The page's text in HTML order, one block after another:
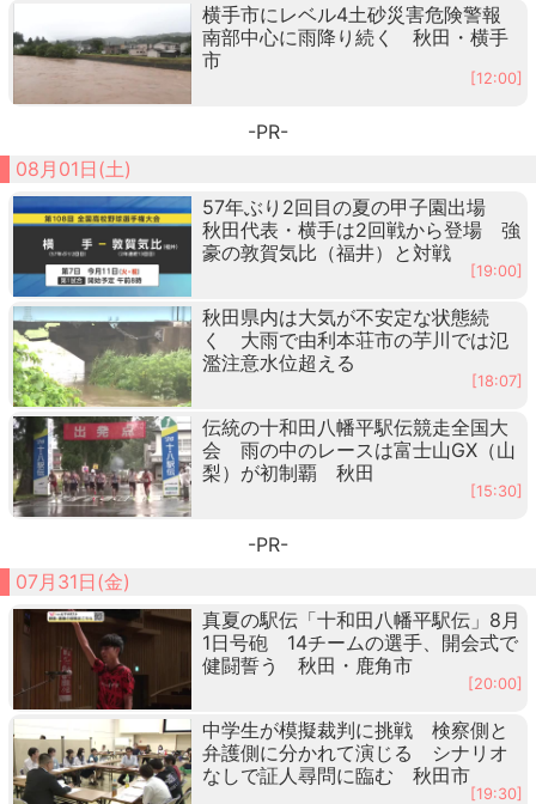
横手市にレベル4土砂災害危険警報
南部中心に雨降り続く 秋田・横手
市
[12:00]
-PR-
08月01日(土)
57年ぶり2回目の夏の甲子園出場
秋田代表・横手は2回戦から登場 強
豪の敦賀気比（福井）と対戦
[19:00]
秋田県内は大気が不安定な状態続
く 大雨で由利本荘市の芋川では氾
濫注意水位超える
[18:07]
伝統の十和田八幡平駅伝競走全国大
会 雨の中のレースは富士山GX（山
梨）が初制覇 秋田
[15:30]
-PR-
07月31日(金)
真夏の駅伝「十和田八幡平駅伝」8月
1日号砲 14チームの選手、開会式で
健闘誓う 秋田・鹿角市
[20:00]
中学生が模擬裁判に挑戦 検察側と
弁護側に分かれて演じる シナリオ
なしで証人尋問に臨む 秋田市
[19:30]